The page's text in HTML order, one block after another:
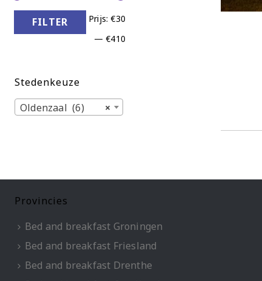
FILTER Prijs:€30
—€410
Stedenkeuze
×
Oldenzaal (6)
Provincies
Bed and breakfast Groningen
Bed and breakfast Friesland
Bed and breakfast Drenthe